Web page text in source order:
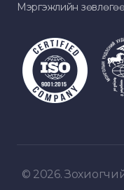
Мэргэжлийн
© 2026.